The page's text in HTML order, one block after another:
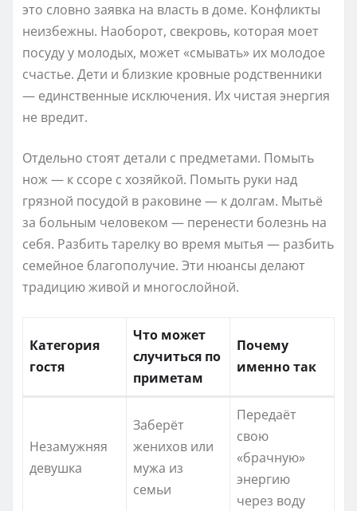
это словно заявка на власть в доме. Конфликты
неизбежны. Наоборот, свекровь, которая моет
посуду у молодых, может «смывать» их молодое
счастье. Дети и близкие кровные родственники
— единственные исключения. Их чистая энергия
не вредит.
Отдельно стоят детали с предметами. Помыть
нож — к ссоре с хозяйкой. Помыть руки над
грязной посудой в раковине — к долгам. Мытьё
за больным человеком — перенести болезнь на
себя. Разбить тарелку во время мытья — разбить
семейное благополучие. Эти нюансы делают
традицию живой и многослойной.
Категория
гостя
Что может
случиться по
приметам
Почему
именно так
Незамужняя
девушка
Заберёт
женихов или
мужа из
семьи
Передаёт
свою
«брачную»
энергию
через воду